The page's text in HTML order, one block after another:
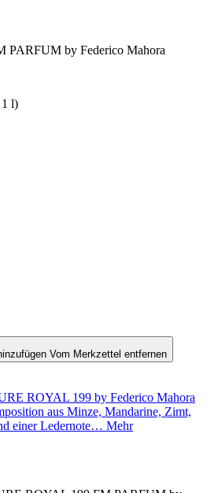
l)
Vom Merkzettel entfernen
ROYAL 199 by Federico Mahora
aus Minze, Mandarine, Zimt,
einer Ledernote… Mehr